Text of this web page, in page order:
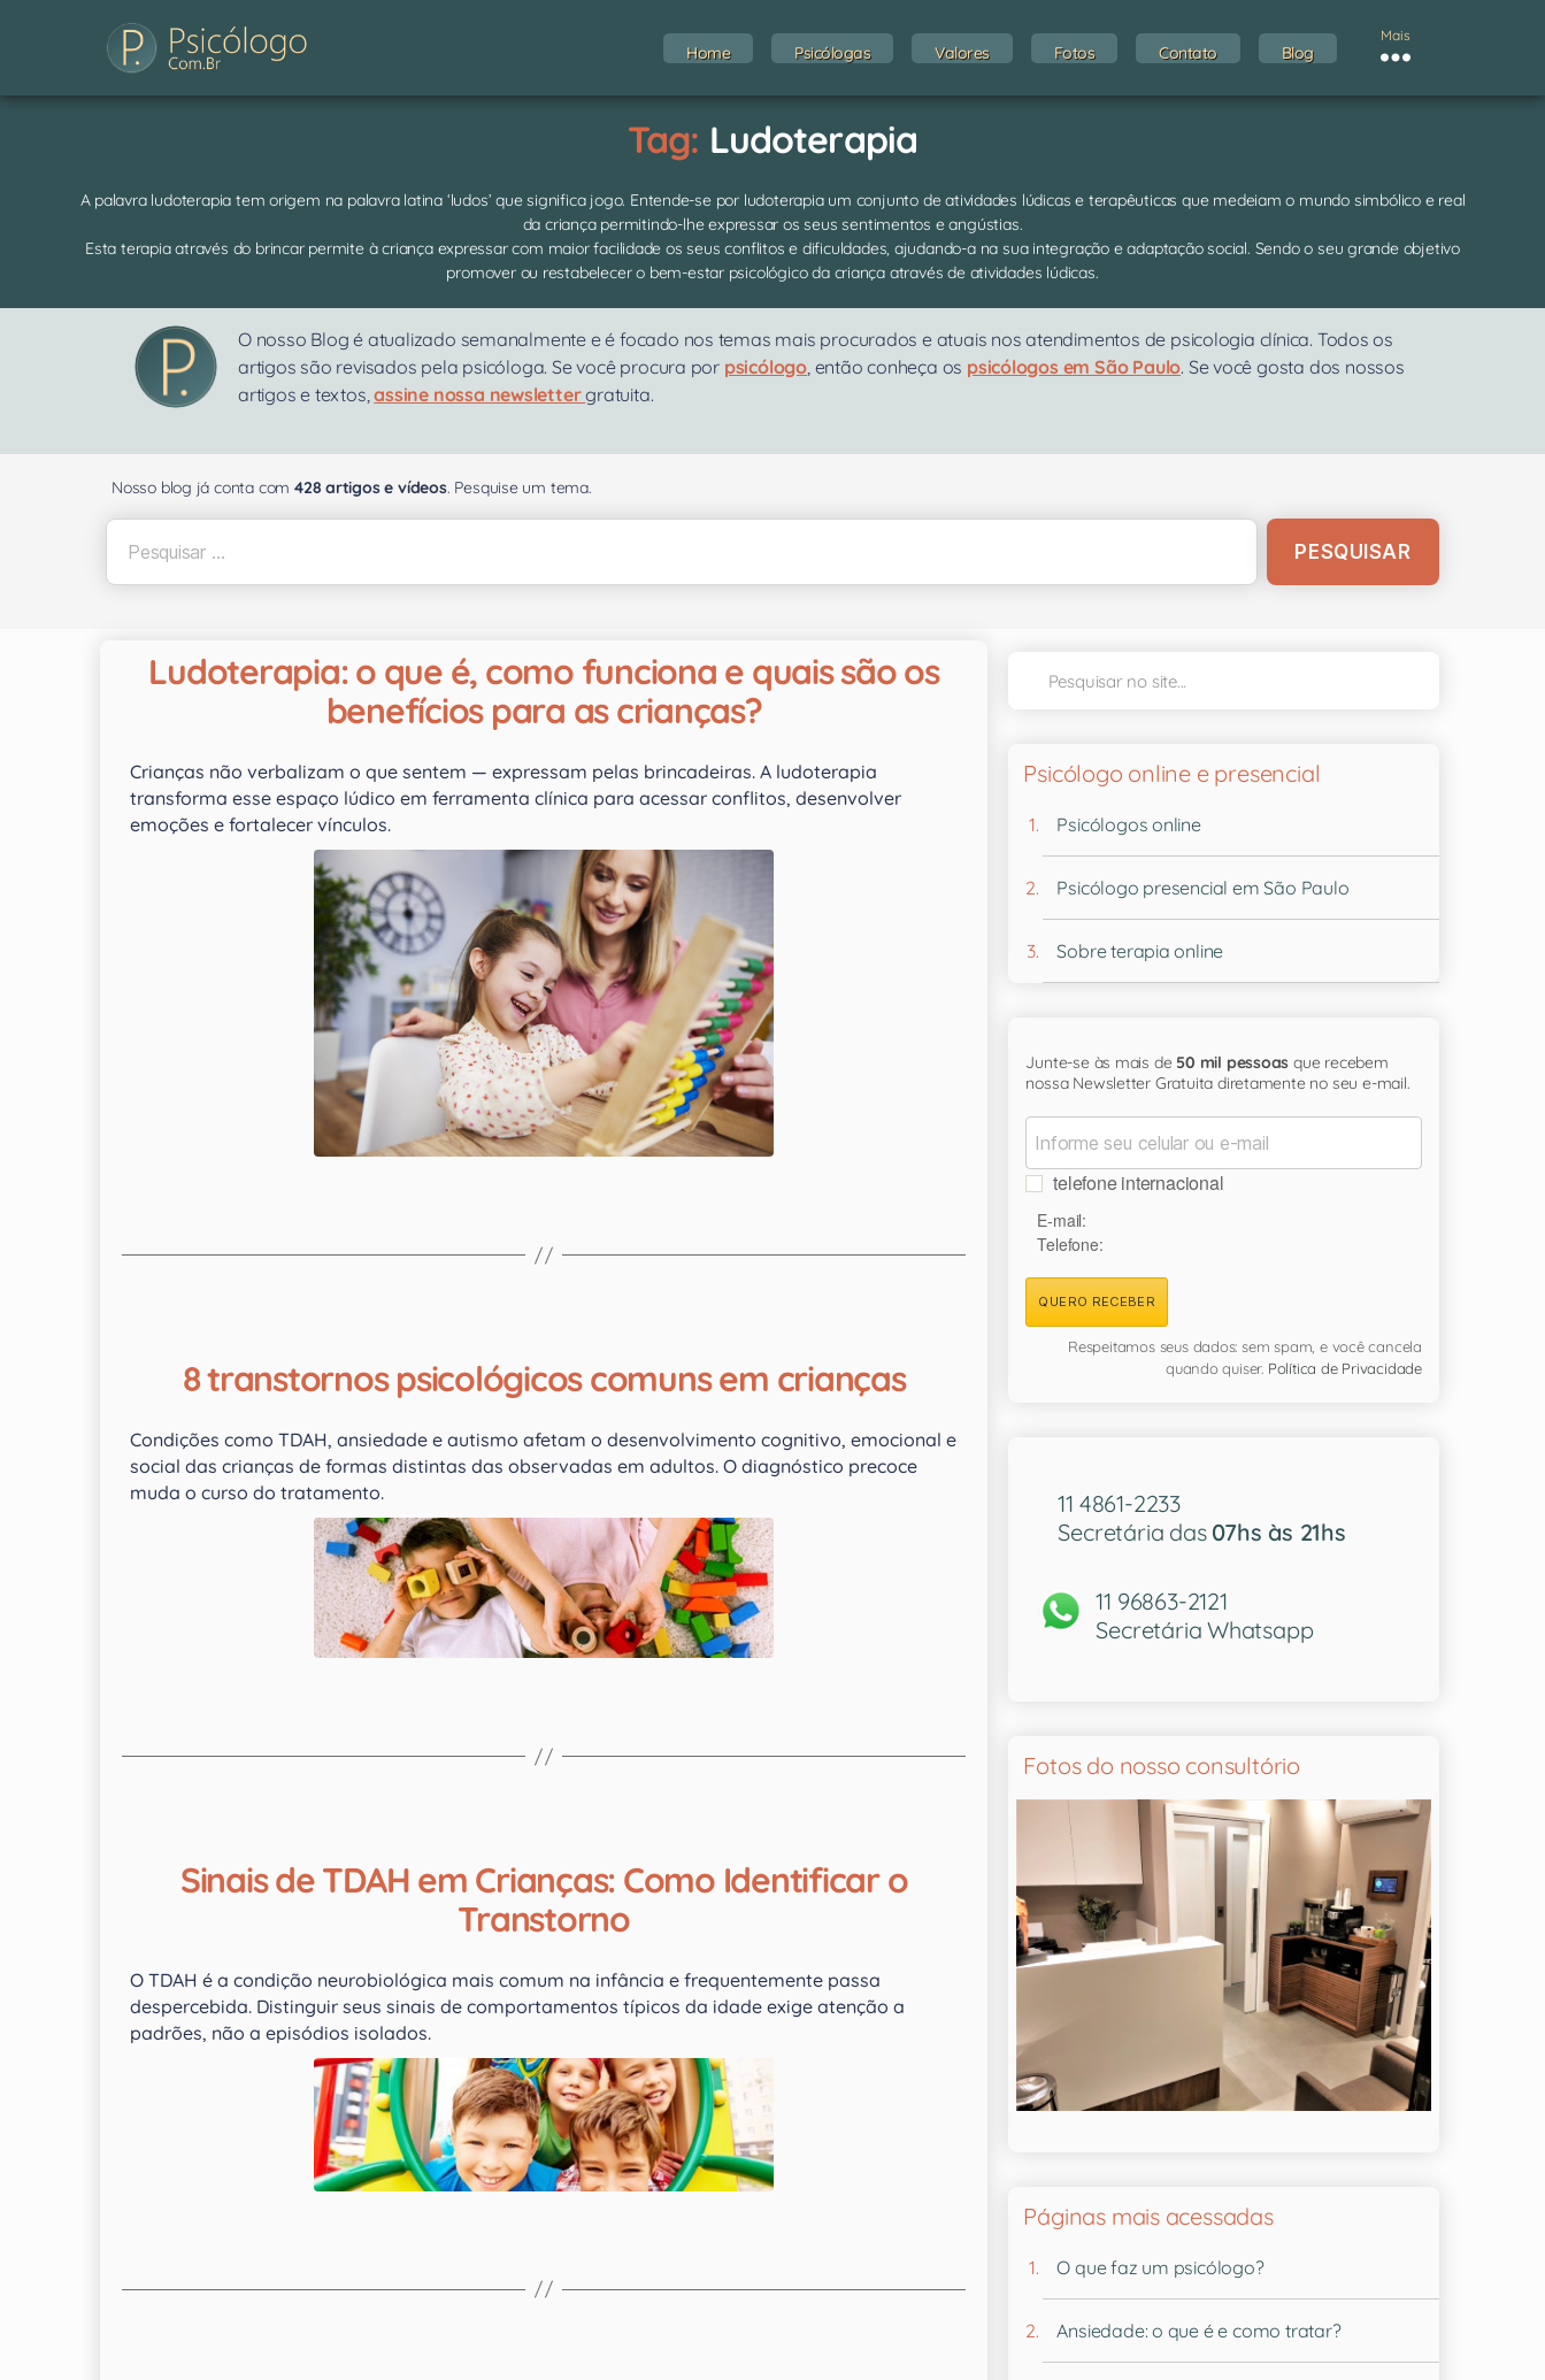
Home Psicólogas Valores Fotos Contato Blog
Mais
Tag: Ludoterapia
A palavra ludoterapia tem origem na palavra latina ‘ludos’ que significa jogo. Entende-se por ludoterapia um conjunto de atividades lúdicas e terapêuticas que medeiam o mundo simbólico e real
da criança permitindo-lhe expressar os seus sentimentos e angústias.
Esta terapia através do brincar permite à criança expressar com maior facilidade os seus conflitos e dificuldades, ajudando-a na sua integração e adaptação social. Sendo o seu grande objetivo
promover ou restabelecer o bem-estar psicológico da criança através de atividades lúdicas.
O nosso Blog é atualizado semanalmente e é focado nos temas mais procurados e atuais nos atendimentos de psicologia clínica. Todos os
artigos são revisados pela psicóloga. Se você procura por psicólogo, então conheça os psicólogos em São Paulo. Se você gosta dos nossos
artigos e textos,assine nossa newslettergratuita.
Nosso blog já conta com 428 artigos e vídeos. Pesquise um tema.
Ludoterapia: o que é, como funciona e quais são os
benefícios para as crianças?
Crianças não verbalizam o que sentem — expressam pelas brincadeiras. A ludoterapia
transforma esse espaço lúdico em ferramenta clínica para acessar conflitos, desenvolver
emoções e fortalecer vínculos.
8 transtornos psicológicos comuns em crianças
Condições como TDAH, ansiedade e autismo afetam o desenvolvimento cognitivo, emocional e
social das crianças de formas distintas das observadas em adultos. O diagnóstico precoce
muda o curso do tratamento.
Sinais de TDAH em Crianças: Como Identificar o
Transtorno
O TDAH é a condição neurobiológica mais comum na infância e frequentemente passa
despercebida. Distinguir seus sinais de comportamentos típicos da idade exige atenção a
padrões, não a episódios isolados.
Psicólogo online e presencial
Psicólogos online
Psicólogo presencial em São Paulo
Sobre terapia online
Junte-se às mais de 50 mil pessoas que recebem
nossa Newsletter Gratuita diretamente no seu e-mail.
telefone internacional
E-mail:
Telefone:
QUERO RECEBER
Respeitamos seus dados: sem spam, e você cancela
quando quiser. Política de Privacidade
11 4861-2233
Secretária das 07hs às 21hs
11 96863-2121
Secretária Whatsapp
Fotos do nosso consultório
Páginas mais acessadas
O que faz um psicólogo?
Ansiedade: o que é e como tratar?